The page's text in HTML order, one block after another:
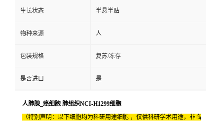
生长状态 半悬半贴
物种来源 人
包装规格 复苏/冻存
是否进口 是
人肺腺_癌细胞 肺组织NCI-H1299细胞
（特别声明：以下细胞均为科研用途细胞 ，仅供科研学术用途，非临